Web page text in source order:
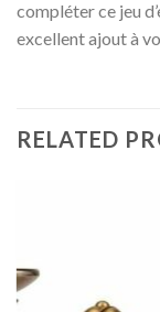
compléter ce jeu
excellent ajout à
RELATED